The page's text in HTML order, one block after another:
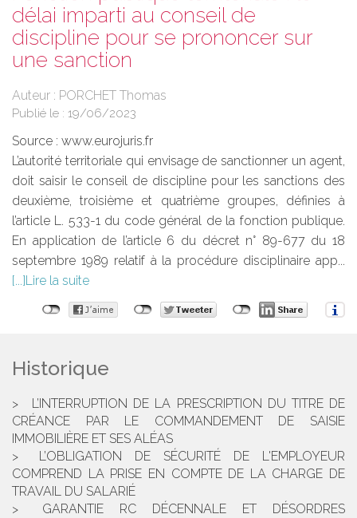
délai imparti au conseil de
discipline pour se prononcer sur
une sanction
Auteur : PORCHET Thomas
Publié le : 19/06/2023
Source : www.eurojuris.fr
L’autorité territoriale qui envisage de sanctionner un agent,
doit saisir le conseil de discipline pour les sanctions des
deuxième, troisième et quatrième groupes, définies à
l’article L. 533-1 du code général de la fonction publique.
En application de l’article 6 du décret n° 89-677 du 18
septembre 1989 relatif à la procédure disciplinaire app...
Lire la suite
Historique
L’INTERRUPTION DE LA PRESCRIPTION DU TITRE DE
CRÉANCE PAR LE COMMANDEMENT DE SAISIE
IMMOBILIÈRE ET SES ALÉAS
L’OBLIGATION DE SÉCURITÉ DE L'EMPLOYEUR
COMPREND LA PRISE EN COMPTE DE LA CHARGE DE
TRAVAIL DU SALARIÉ
GARANTIE RC DÉCENNALE ET DÉSORDRES